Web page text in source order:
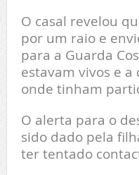
O casal revelou
por um raio e
para a Guarda
estavam vivos e
onde tinham
O alerta para o
sido dado pela
ter tentado